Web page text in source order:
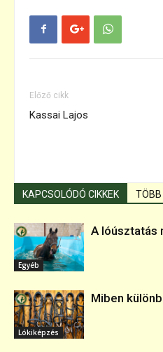
Előző cikk
Kassai Lajos
KAPCSOLÓDÓ CIKKEK
Egyéb
A lóúsztatás
Lókiképzés
Miben